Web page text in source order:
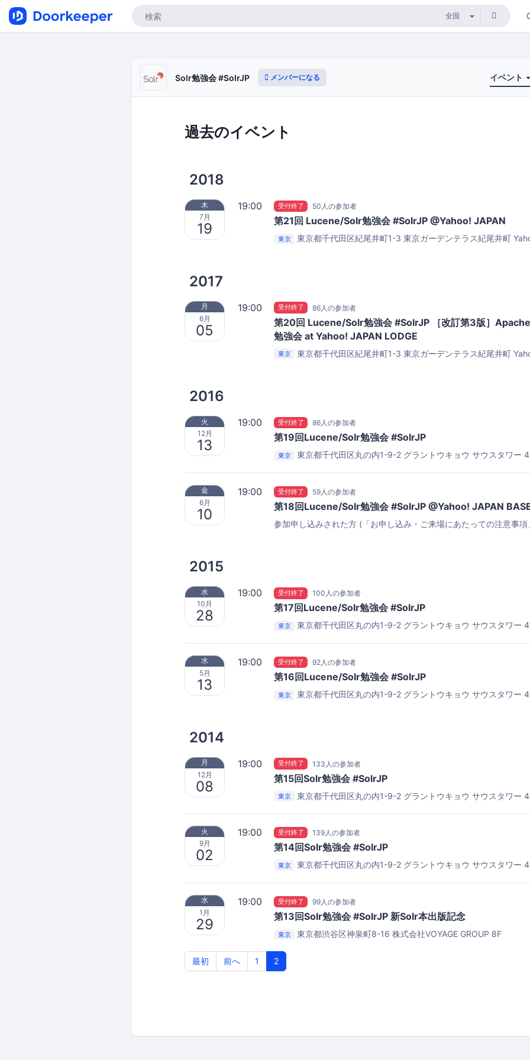
Solr勉強会 #SolrJP メンバーになる イベント
過去のイベント
2018
木
7月
19
19:00 受付終了 50人の参加者
第21回 Lucene/Solr勉強会 #SolrJP @Yahoo! JAPAN
東京 東京都千代田区紀尾井町1-3 東京ガーデンテラス紀尾井町
2017
月
6月
05
19:00 受付終了 86人の参加者
第20回 Lucene/Solr勉強会 #SolrJP ［改訂第3版］
勉強会 at Yahoo! JAPAN LODGE
東京 東京都千代田区紀尾井町1-3 東京ガーデンテラス紀尾井町
2016
火
12月
13
19:00 受付終了 86人の参加者
第19回Lucene/Solr勉強会 #SolrJP
東京 東京都千代田区丸の内1-9-2 グラントウキョウ サウスタワー
金
6月
10
19:00 受付終了 59人の参加者
第18回Lucene/Solr勉強会 #SolrJP @Yahoo! JAPAN
参加申し込みされた方 (「お申し込み・ご来場にあたっての注意事
2015
水
10月
28
19:00 受付終了 100人の参加者
第17回Lucene/Solr勉強会 #SolrJP
東京 東京都千代田区丸の内1-9-2 グラントウキョウ サウスタワー
水
5月
13
19:00 受付終了 92人の参加者
第16回Lucene/Solr勉強会 #SolrJP
東京 東京都千代田区丸の内1-9-2 グラントウキョウ サウスタワー
2014
月
12月
08
19:00 受付終了 133人の参加者
第15回Solr勉強会 #SolrJP
東京 東京都千代田区丸の内1-9-2 グラントウキョウ サウスタワー
火
9月
02
19:00 受付終了 139人の参加者
第14回Solr勉強会 #SolrJP
東京 東京都千代田区丸の内1-9-2 グラントウキョウ サウスタワー
水
1月
29
19:00 受付終了 99人の参加者
第13回Solr勉強会 #SolrJP 新Solr本出版記念
東京 東京都渋谷区神泉町8-16 株式会社VOYAGE GROUP 8F
最初 前へ 1 2